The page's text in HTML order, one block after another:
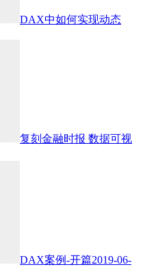
DAX中如何实现动态
复刻金融时报 数据可视
DAX案例-开篇2019-06-